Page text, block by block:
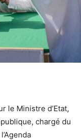
le Ministre d’Etat,
chargé du